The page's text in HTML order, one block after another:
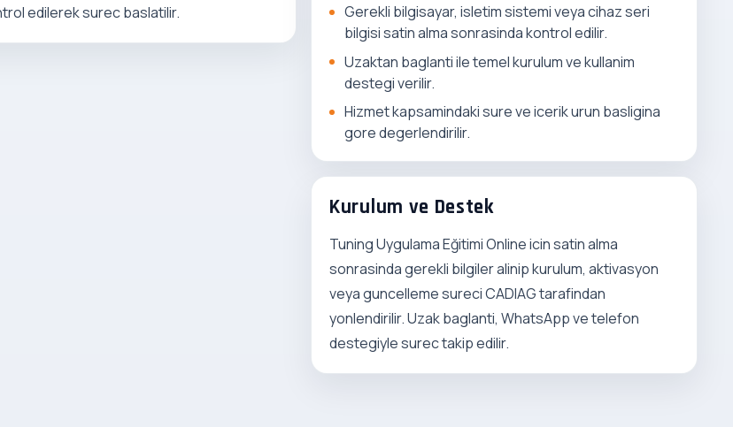
edilerek surec baslatilir.
Gerekli bilgisayar, isletim sistemi veya cihaz seri
bilgisi satin alma sonrasinda kontrol edilir.
Uzaktan baglanti ile temel kurulum ve kullanim
destegi verilir.
Hizmet kapsamindaki sure ve icerik urun basligina
gore degerlendirilir.
Kurulum ve Destek
Tuning Uygulama Eğitimi Online icin satin alma
sonrasinda gerekli bilgiler alinip kurulum, aktivasyon
veya guncelleme sureci CADIAG tarafindan
yonlendirilir. Uzak baglanti, WhatsApp ve telefon
destegiyle surec takip edilir.